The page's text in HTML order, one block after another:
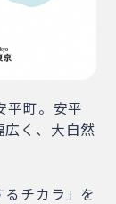
平町。安平
く、大自然
チカラ」を